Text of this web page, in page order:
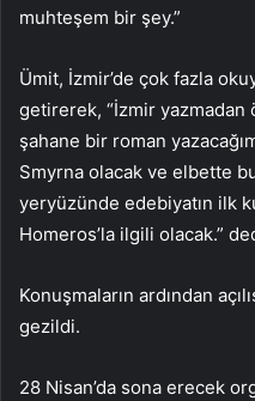
muhteşem bir şey.”
Ümit, İzmir’de çok fazla
getirerek, “İzmir yazmadan
şahane bir roman
Smyrna olacak ve elbette
yeryüzünde edebiyatın ilk
Homeros’la ilgili olacak.”
Konuşmaların ardından
gezildi.
28 Nisan’da sona erecek